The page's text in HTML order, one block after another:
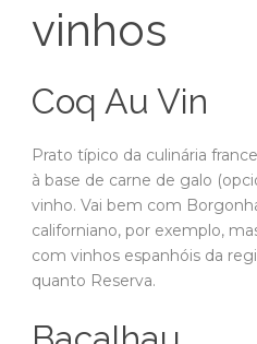
vinhos
Coq Au Vin
Prato típico da culinária
à base de carne de galo
vinho. Vai bem com
californiano, por exemplo,
com vinhos espanhóis da
quanto Reserva.